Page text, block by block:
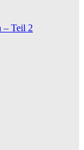
– Teil 2